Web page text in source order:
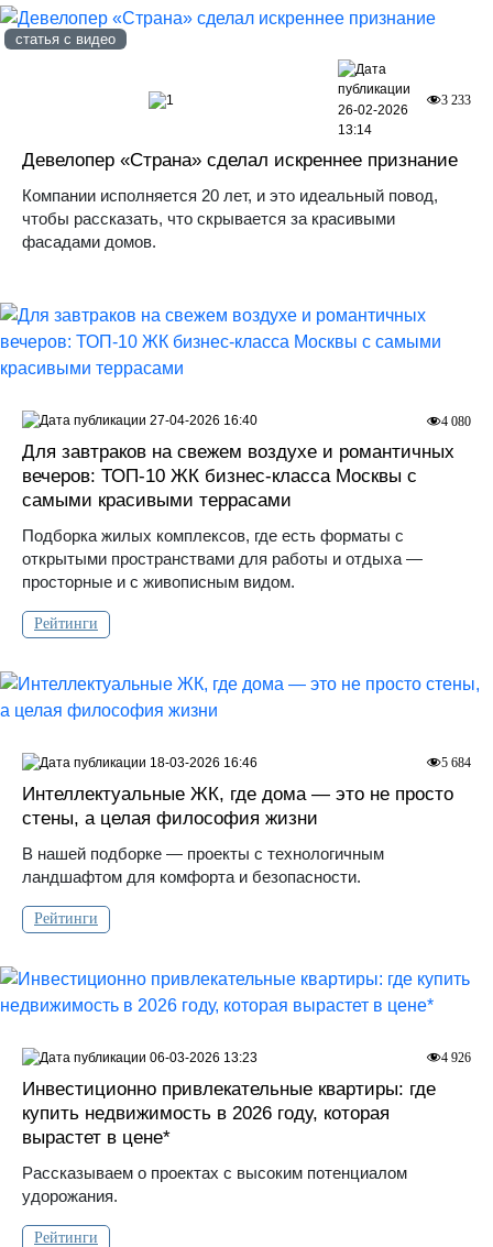
статья с видео
Девелопер «Страна» сделал искреннее признание
Компании исполняется 20 лет, и это идеальный повод,
чтобы рассказать, что скрывается за красивыми
фасадами домов.
1 3 233
26-02-2026
13:14
Для завтраков на свежем воздухе и романтичных
вечеров: ТОП-10 ЖК бизнес-класса Москвы с
самыми красивыми террасами
Подборка жилых комплексов, где есть форматы с
открытыми пространствами для работы и отдыха —
просторные и с живописным видом.
Рейтинги
4 080
27-04-2026 16:40
Интеллектуальные ЖК, где дома — это не просто
стены, а целая философия жизни
В нашей подборке — проекты с технологичным
ландшафтом для комфорта и безопасности.
Рейтинги
5 684
18-03-2026 16:46
Инвестиционно привлекательные квартиры: где
купить недвижимость в 2026 году, которая
вырастет в цене*
Рассказываем о проектах с высоким потенциалом
удорожания.
Рейтинги
4 926
06-03-2026 13:23